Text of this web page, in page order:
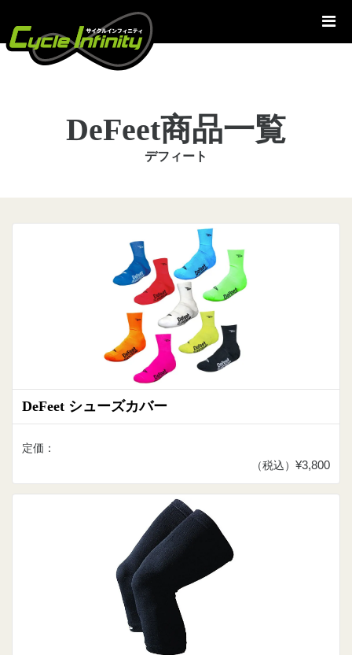
テ
DeFeet商品一覧
デフィート
DeFeet シューズカバー
定価：
（税込） ¥3,800